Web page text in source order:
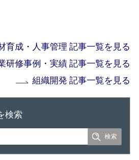
育成・人事管理 記事一覧を見る
研修事例・実績 記事一覧を見る
組織開発 記事一覧を見る
検索